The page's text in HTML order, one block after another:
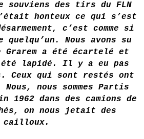
souviens des tirs du FLN
honteux ce qui s’est
c’est comme si
quelqu’un. Nous avons su
Grarem a été écartelé et
été lapidé. Il y a eu pas
Ceux qui sont restés ont
nous sommes Partis
1962 dans des camions de
on nous jetait des
cailloux.